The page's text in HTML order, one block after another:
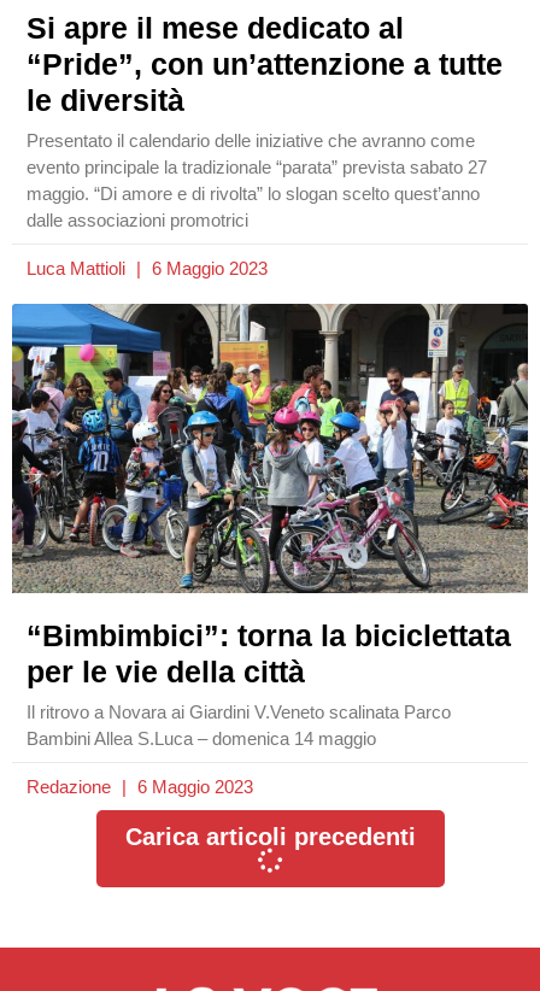
Si apre il mese dedicato al
“Pride”, con un’attenzione a tutte
le diversità
Presentato il calendario delle iniziative che avranno come
evento principale la tradizionale “parata” prevista sabato 27
maggio. “Di amore e di rivolta” lo slogan scelto quest’anno
dalle associazioni promotrici
Luca Mattioli 6 Maggio 2023
“Bimbimbici”: torna la biciclettata
per le vie della città
Il ritrovo a Novara ai Giardini V.Veneto scalinata Parco
Bambini Allea S.Luca – domenica 14 maggio
Redazione 6 Maggio 2023
Carica articoli precedenti